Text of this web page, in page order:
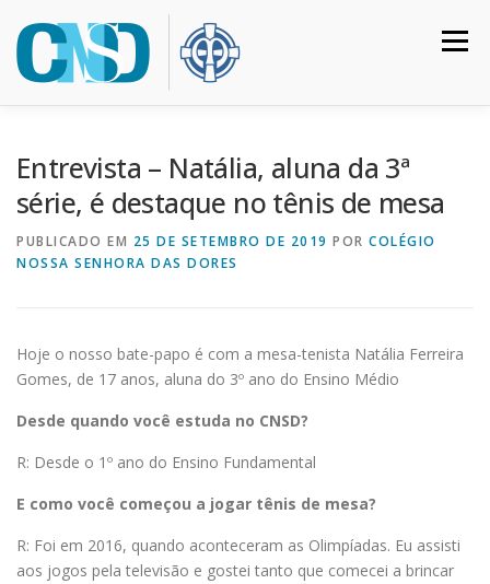
para
conteúdo
Menu
Entrevista – Natália, aluna da 3ª
série, é destaque no tênis de mesa
PUBLICADO EM 25 DE SETEMBRO DE 2019 POR COLÉGIO
NOSSA SENHORA DAS DORES
Hoje o nosso bate-papo é com a mesa-tenista Natália Ferreira
Gomes, de 17 anos, aluna do 3º ano do Ensino Médio
Desde quando você estuda no CNSD?
R: Desde o 1º ano do Ensino Fundamental
E como você começou a jogar tênis de mesa?
R: Foi em 2016, quando aconteceram as Olimpíadas. Eu assisti
aos jogos pela televisão e gostei tanto que comecei a brincar